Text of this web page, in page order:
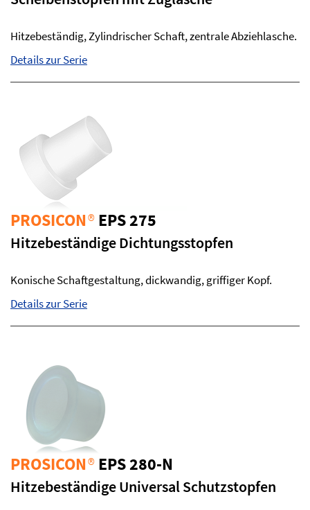
Hitzebeständig, Zylindrischer Schaft, zentrale Abziehlasche.
Details zur Serie
PROSICON®EPS 275
Hitzebeständige Dichtungsstopfen
Konische Schaftgestaltung, dickwandig, griffiger Kopf.
Details zur Serie
PROSICON®EPS 280-N
Hitzebeständige Universal Schutzstopfen